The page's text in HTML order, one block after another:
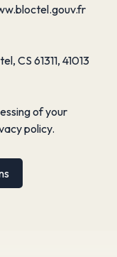
CS 61311, 41013
of your
policy.